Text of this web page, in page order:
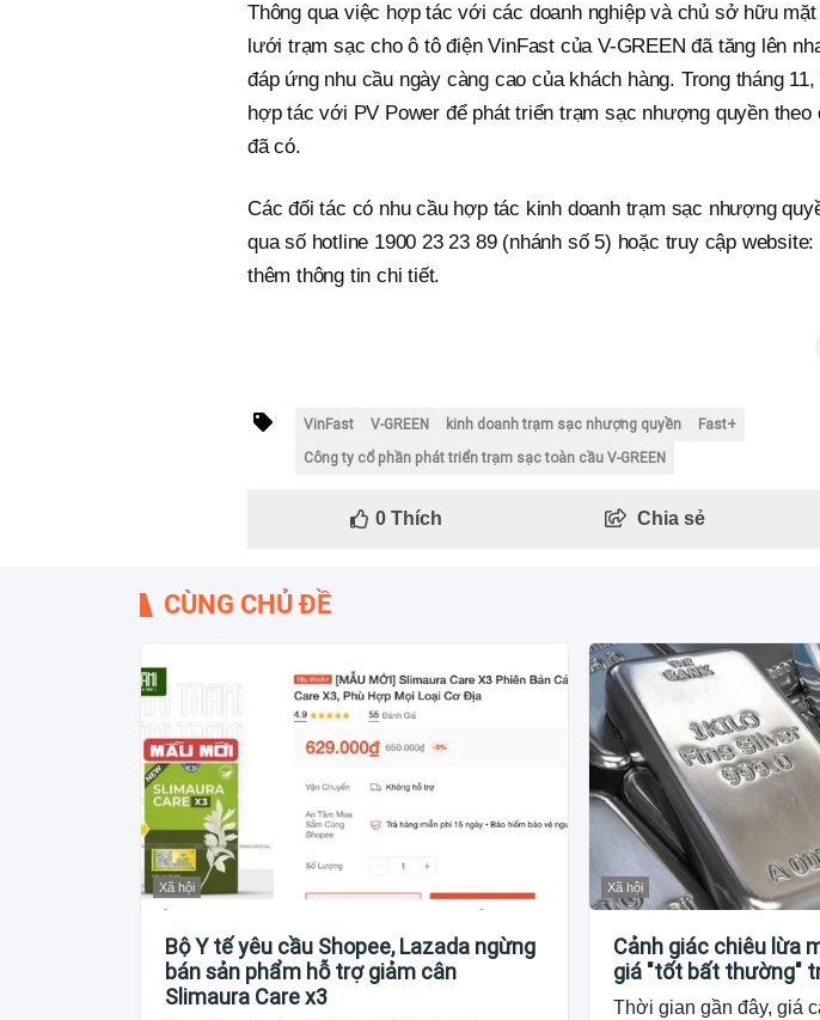
Thông qua việc hợp tác với các doanh nghiệp và chủ sở hữu
lưới trạm sạc cho ô tô điện VinFast của V-GREEN đã tăng lên
đáp ứng nhu cầu ngày càng cao của khách hàng. Trong tháng
hợp tác với PV Power để phát triển trạm sạc nhượng quyền theo
đã có.
Các đối tác có nhu cầu hợp tác kinh doanh trạm sạc nhượng
qua số hotline 1900 23 23 89 (nhánh số 5) hoặc truy cập
thêm thông tin chi tiết.
VinFast V-GREEN kinh doanh trạm sạc nhượng quyền
Fast+
Công ty cổ phần phát triển trạm sạc toàn cầu V-GREEN
0Thích Chia sẻ
CÙNG CHỦ ĐỀ
Xã hội
Bộ Y tế yêu cầu Shopee, Lazada ngừng
bán sản phẩm hỗ trợ giảm cân
Slimaura Care x3
Xã hội
Cảnh giác chiêu lừa
giá "tốt bất thường"
Thời gian gần đây, giá